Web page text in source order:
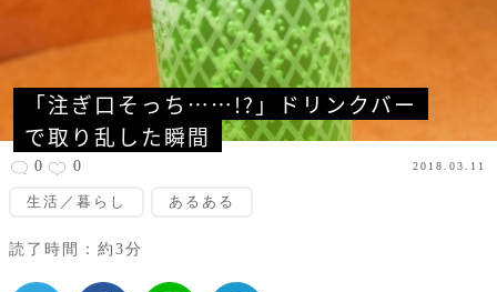
「注ぎ口そっち……!?」ドリンクバー
で取り乱した瞬間
0 0 2018.03.11
生活／暮らし あるある
読了時間：約3分